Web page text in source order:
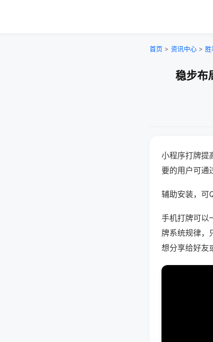
首页 > 资讯中心 >
稳步布
小程序打牌提
要的用户可通
辅助安装，可
手机打牌可以
牌系统规律，
想分享给好友